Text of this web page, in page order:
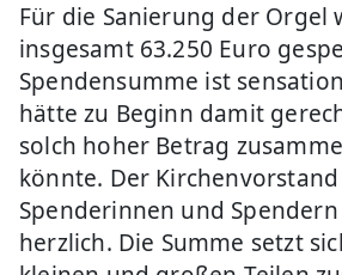
Für die Sanierung der Orgel
insgesamt 63.250 Euro
Spendensumme ist
hätte zu Beginn damit
solch hoher Betrag
könnte. Der
Spenderinnen und
herzlich. Die Summe setzt